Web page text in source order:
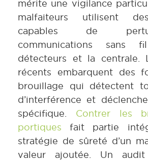
mérite une vigilance
malfaiteurs utilisent
capables de
communications sans
détecteurs et la centrale.
récents embarquent des
brouillage qui détectent
d’interférence et
spécifique. Contrer les
portiques fait partie
stratégie de sûreté d’un
valeur ajoutée. Un